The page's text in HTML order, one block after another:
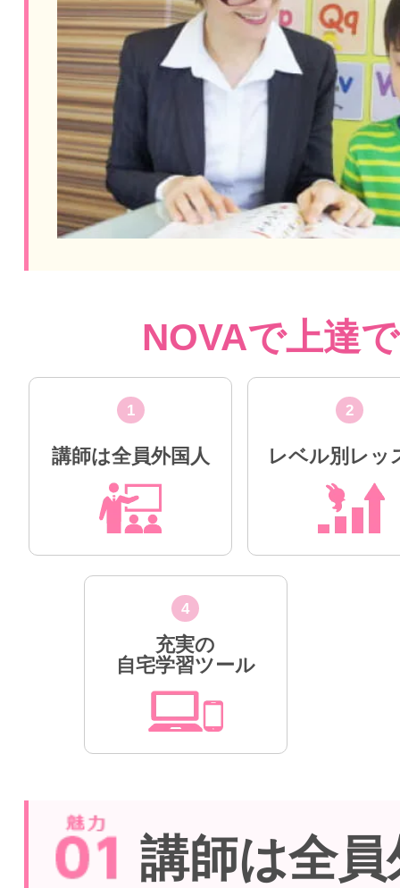
NOVAで上達
1
講師は全員外国人
2
レベル別レッ
4
充実の
自宅学習ツール
講師は全